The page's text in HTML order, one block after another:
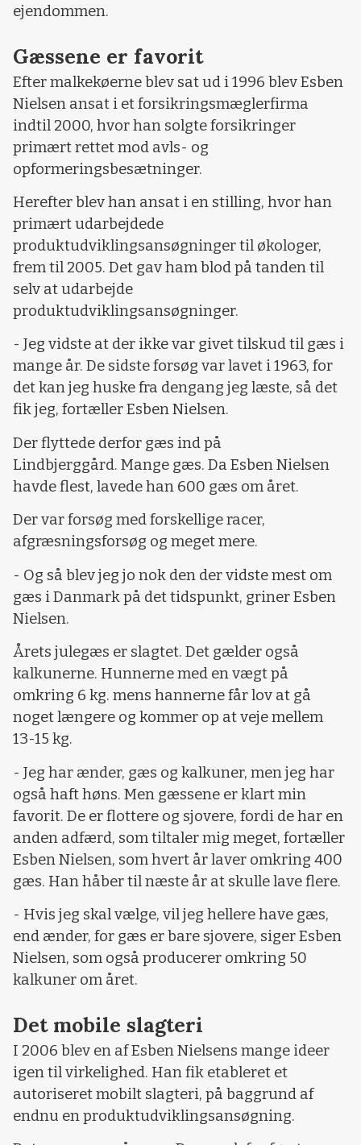
ejendommen.
Gæssene er favorit
Efter malkekøerne blev sat ud i 1996 blev Esben
Nielsen ansat i et forsikringsmæglerfirma
indtil 2000, hvor han solgte forsikringer
primært rettet mod avls- og
opformeringsbesætninger.
Herefter blev han ansat i en stilling, hvor han
primært udarbejdede
produktudviklingsansøgninger til økologer,
frem til 2005. Det gav ham blod på tanden til
selv at udarbejde
produktudviklingsansøgninger.
- Jeg vidste at der ikke var givet tilskud til gæs i
mange år. De sidste forsøg var lavet i 1963, for
det kan jeg huske fra dengang jeg læste, så det
fik jeg, fortæller Esben Nielsen.
Der flyttede derfor gæs ind på
Lindbjerggård. Mange gæs. Da Esben Nielsen
havde flest, lavede han 600 gæs om året.
Der var forsøg med forskellige racer,
afgræsningsforsøg og meget mere.
- Og så blev jeg jo nok den der vidste mest om
gæs i Danmark på det tidspunkt, griner Esben
Nielsen.
Årets julegæs er slagtet. Det gælder også
kalkunerne. Hunnerne med en vægt på
omkring 6 kg. mens hannerne får lov at gå
noget længere og kommer op at veje mellem
13-15 kg.
- Jeg har ænder, gæs og kalkuner, men jeg har
også haft høns. Men gæssene er klart min
favorit. De er flottere og sjovere, fordi de har en
anden adfærd, som tiltaler mig meget, fortæller
Esben Nielsen, som hvert år laver omkring 400
gæs. Han håber til næste år at skulle lave flere.
- Hvis jeg skal vælge, vil jeg hellere have gæs,
end ænder, for gæs er bare sjovere, siger Esben
Nielsen, som også producerer omkring 50
kalkuner om året.
Det mobile slagteri
I 2006 blev en af Esben Nielsens mange ideer
igen til virkelighed. Han fik etableret et
autoriseret mobilt slagteri, på baggrund af
endnu en produktudviklingsansøgning.